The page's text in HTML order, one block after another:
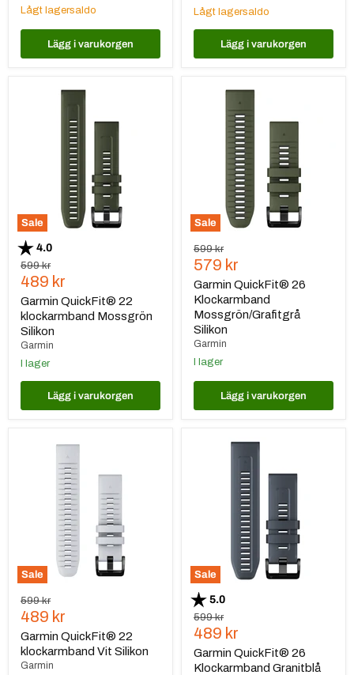
Lågt lagersaldo
Lägg i varukorgen
Lågt lagersaldo
Lägg i varukorgen
Sale
klockarmband
Betyg:
4.0
Ursprungspris
599 kr
Nuvarande
pris
489 kr
Garmin QuickFit® 22
klockarmband Mossgrön
Silikon
Garmin
I lager
Lägg i varukorgen
Sale
Garmin
QuickFit®
Klockarmband
Mossgrön/Grafitgrå
Ursprungspris
599 kr
Nuvarande
pris
579 kr
Garmin QuickFit® 26
Klockarmband
Mossgrön/Grafitgrå
Silikon
Garmin
I lager
Lägg i varukorgen
Sale
klockarmband
Ursprungspris
599 kr
Nuvarande
pris
489 kr
Garmin QuickFit® 22
klockarmband Vit Silikon
Garmin
Sale
Klockarmband
Betyg:
5.0
Ursprungspris
599 kr
Nuvarande
pris
489 kr
Garmin QuickFit® 26
Klockarmband Granitblå